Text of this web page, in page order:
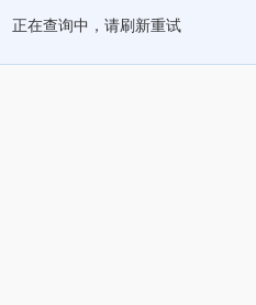
正在查询中，请刷新重试